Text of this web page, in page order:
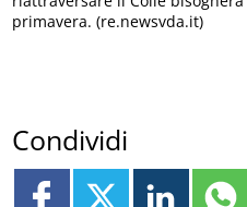
primavera. (re.newsvda.it)
Condividi